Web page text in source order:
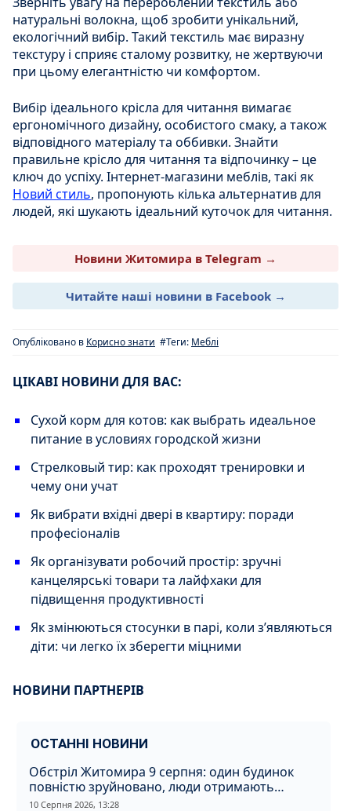
натуральні волокна, щоб зробити унікальний,
екологічний вибір. Такий текстиль має виразну
текстуру і сприяє сталому розвитку, не жертвуючи
при цьому елегантністю чи комфортом.
Вибір ідеального крісла для читання вимагає
ергономічного дизайну, особистого смаку, а також
відповідного матеріалу та оббивки. Знайти
правильне крісло для читання та відпочинку – це
ключ до успіху. Інтернет-магазини меблів, такі як
Новий стиль, пропонують кілька альтернатив для
людей, які шукають ідеальний куточок для читання.
Новини Житомира в Telegram →
Читайте наші новини в Facebook →
Опубліковано в Корисно знати #Теги: Меблі
ЦІКАВІ НОВИНИ ДЛЯ ВАС:
Сухой корм для котов: как выбрать идеальное
питание в условиях городской жизни
Стрелковый тир: как проходят тренировки и
чему они учат
Як вибрати вхідні двері в квартиру: поради
професіоналів
Як організувати робочий простір: зручні
канцелярські товари та лайфхаки для
підвищення продуктивності
Як змінюються стосунки в парі, коли з’являються
діти: чи легко їх зберегти міцними
НОВИНИ ПАРТНЕРІВ
ОСТАННІ НОВИНИ
Обстріл Житомира 9 серпня: один будинок
повністю зруйновано, люди отримають
компенсацію
10 Серпня 2026, 13:28